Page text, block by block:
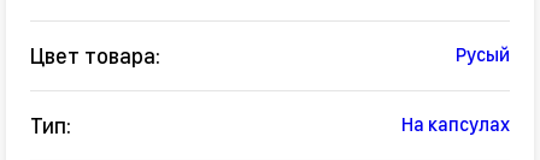
Цвет товара: Русый
Тип: На капсулах